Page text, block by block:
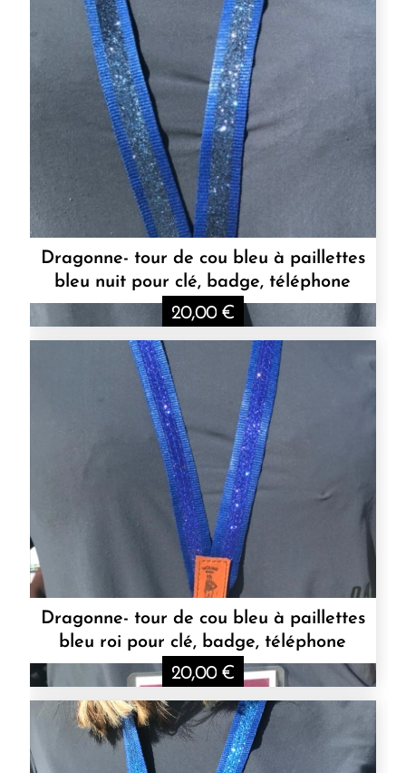
Dragonne- tour de cou bleu à paillettes
bleu nuit pour clé, badge, téléphone
20,00 €
Dragonne- tour de cou bleu à paillettes
bleu roi pour clé, badge, téléphone
20,00 €